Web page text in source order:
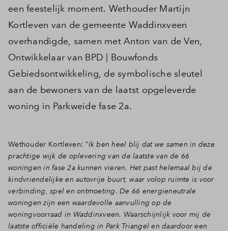
Inloggen
een feestelijk moment. Wethouder Martijn
Kortleven van de gemeente Waddinxveen
overhandigde, samen met Anton van de Ven,
Ontwikkelaar van BPD | Bouwfonds
Gebiedsontwikkeling, de symbolische sleutel
aan de bewoners van de laatst opgeleverde
woning in Parkweide fase 2a.
Wethouder Kortleven: "Ik ben heel blij dat we samen in deze
prachtige wijk de oplevering van de laatste van de 66
woningen in fase 2a kunnen vieren. Het past helemaal bij de
kindvriendelijke en autovrije buurt, waar volop ruimte is voor
verbinding, spel en ontmoeting. De 66 energieneutrale
woningen zijn een waardevolle aanvulling op de
woningvoorraad in Waddinxveen. Waarschijnlijk voor mij de
laatste officiële handeling in Park Triangel en daardoor een